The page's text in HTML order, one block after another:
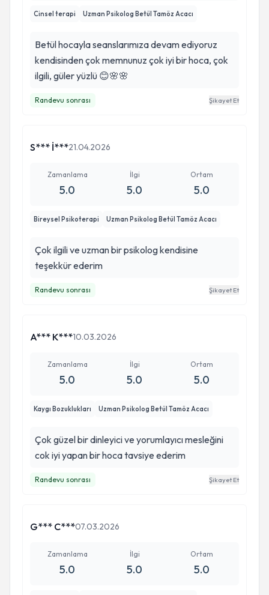
Cinsel terapi Uzman Psikolog Betül Tamöz Acacı
Betül hocayla seanslarımıza devam ediyoruz
kendisinden çok memnunuz çok iyi bir hoca, çok
ilgili, güler yüzlü 😊🌸🌸
Randevu sonrası Şikayet Et
S*** İ***21.04.2026
Zamanlama
5.0
İlgi
5.0
Ortam
5.0
Bireysel Psikoterapi Uzman Psikolog Betül Tamöz Acacı
Çok ilgili ve uzman bir psikolog kendisine
teşekkür ederim
Randevu sonrası Şikayet Et
A*** K***10.03.2026
Zamanlama
5.0
İlgi
5.0
Ortam
5.0
Kaygı Bozuklukları Uzman Psikolog Betül Tamöz Acacı
Çok güzel bir dinleyici ve yorumlayıcı mesleğini
cok iyi yapan bir hoca tavsiye ederim
Randevu sonrası Şikayet Et
G*** C***07.03.2026
Zamanlama
5.0
İlgi
5.0
Ortam
5.0